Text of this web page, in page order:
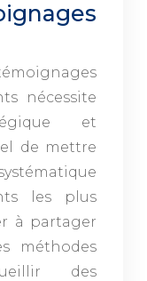
nécessite
et
de mettre
les plus
à partager
méthodes
des